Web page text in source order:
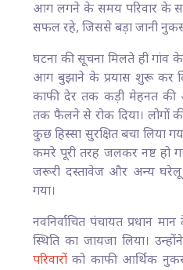
आग लगने के समय परिवार के
सफल रहे, जिससे बड़ा जानी
घटना की सूचना मिलते ही
आग बुझाने के प्रयास शुरू कर
काफी देर तक कड़ी मेहनत
तक फैलने से रोक दिया। लोगों
कुछ हिस्सा सुरक्षित बचा लिया
कमरे पूरी तरह जलकर नष्ट हो
जरूरी दस्तावेज और अन्य
गया।
नवनिर्वाचित पंचायत प्रधान
स्थिति का जायजा लिया।
परिवारोंको काफी आर्थिक